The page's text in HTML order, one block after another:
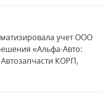
учет ООО
«Альфа-Авто:
КОРП,